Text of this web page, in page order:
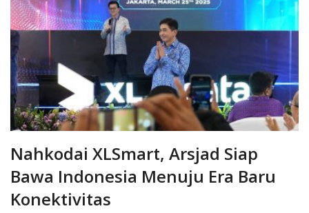
Nahkodai XLSmart, Arsjad Siap
Bawa Indonesia Menuju Era Baru
Konektivitas